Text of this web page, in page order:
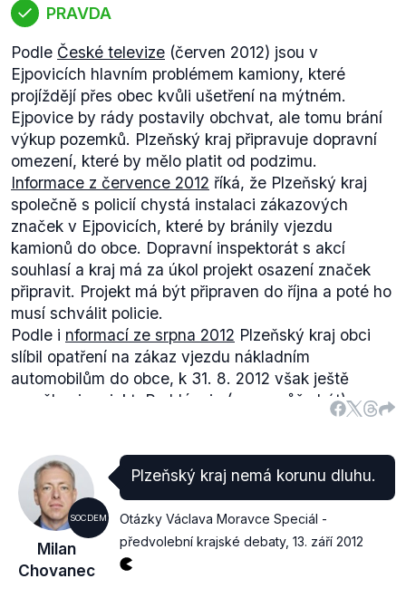
PRAVDA
Podle České televize (červen 2012) jsou v
Ejpovicích hlavním problémem kamiony, které
projíždějí přes obec kvůli ušetření na mýtném.
Ejpovice by rády postavily obchvat, ale tomu brání
výkup pozemků. Plzeňský kraj připravuje dopravní
omezení, které by mělo platit od podzimu.
Informace z července 2012 říká, že Plzeňský kraj
společně s policií chystá instalaci zákazových
značek v Ejpovicích, které by bránily vjezdu
kamionů do obce. Dopravní inspektorát s akcí
souhlasí a kraj má za úkol projekt osazení značek
připravit. Projekt má být připraven do října a poté ho
musí schválit policie.
Podle i nformací ze srpna 2012 Plzeňský kraj obci
slíbil opatření na zákaz vjezdu nákladním
automobilům do obce, k 31. 8. 2012 však ještě
neměl ani projekt. Problém je (resp. může být) v
zákonech, podle kterých má být silnice přístupná
platit od 1. 9. 2012, zatím se ale čeká na posudek
právníků, jestli kraj může vjezd do obce zakázat.
Projekt je však fakticky hotov, výrok tedy
hodnotíme jako pravdivý.
SOCDEM
Milan
Chovanec
Plzeňský kraj nemá korunu dluhu.
Otázky Václava Moravce Speciál -
předvolební krajské debaty, 13. září 2012